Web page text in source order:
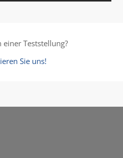
einer Teststellung?
Sie uns!